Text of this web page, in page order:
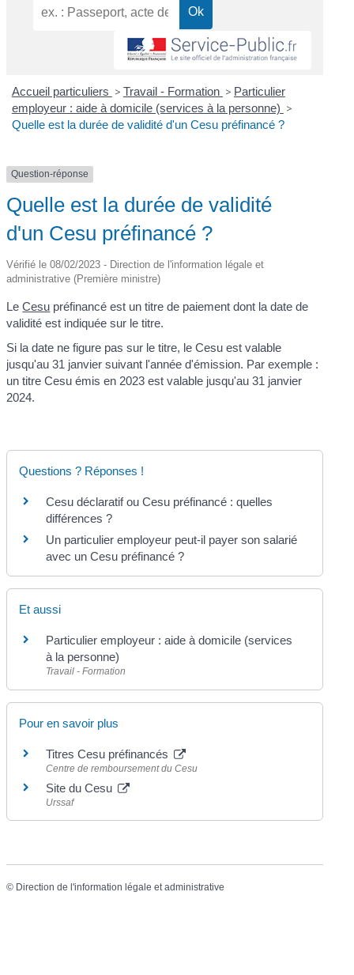
Accueil particuliers > Travail - Formation > Particulier
employeur : aide à domicile (services à la personne) >
Quelle est la durée de validité d'un Cesu préfinancé ?
Question-réponse
Quelle est la durée de validité
d'un Cesu préfinancé ?
Vérifié le 08/02/2023 - Direction de l'information légale et
administrative (Première ministre)
LeCesu préfinancé est un titre de paiement dont la date de
validité est indiquée sur le titre.
Si la date ne figure pas sur le titre, le Cesu est valable
jusqu'au 31 janvier suivant l'année d'émission. Par exemple :
un titre Cesu émis en 2023 est valable jusqu'au 31 janvier
2024.
Questions ? Réponses !
Cesu déclaratif ou Cesu préfinancé : quelles
différences ?
Un particulier employeur peut-il payer son salarié
avec un Cesu préfinancé ?
Et aussi
Particulier employeur : aide à domicile (services
à la personne)
Travail - Formation
Pour en savoir plus
Titres Cesu préfinancés
Centre de remboursement du Cesu
Site du Cesu
Urssaf
© Direction de l'information légale et administrative